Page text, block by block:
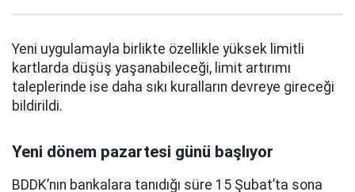
Yeni uygulamayla birlikte özellikle yüksek limitli
kartlarda düşüş yaşanabileceği, limit artırımı
taleplerinde ise daha sıkı kuralların devreye gireceği
bildirildi.
Yeni dönem pazartesi günü başlıyor
BDDK’nın bankalara tanıdığı süre 15 Şubat’ta sona